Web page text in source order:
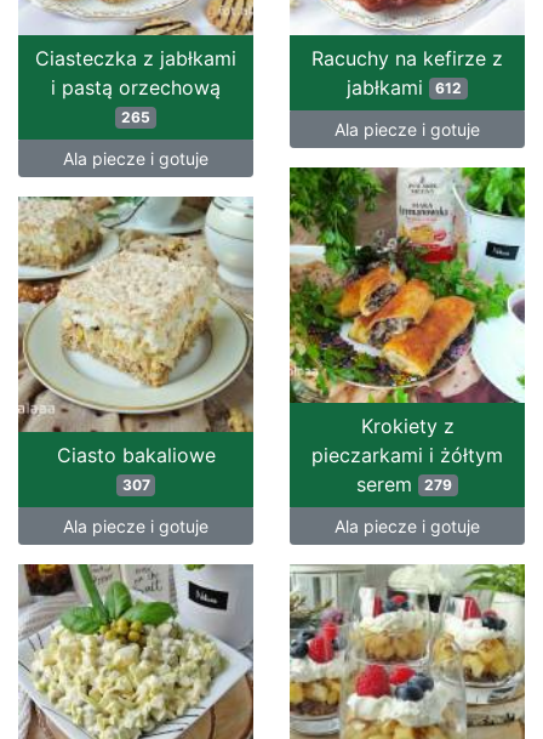
Ciasteczka z jabłkami
i pastą orzechową
265
Ala piecze i gotuje
Racuchy na kefirze z
jabłkami 612
Ala piecze i gotuje
Krokiety z
pieczarkami i żółtym
serem 279
Ala piecze i gotuje
Ciasto bakaliowe
307
Ala piecze i gotuje